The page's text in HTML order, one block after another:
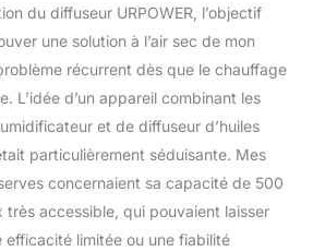
produit des
vibrations à la
2,4 millions par
seconde pauses
eau et huiles
essentielles en
extrêmement fines
sans utilisation de
la chaleur (la
du diffuseur URPOWER, l’objectif
une solution à l’air sec de mon
récurrent dès que le chauffage
L’idée d’un appareil combinant les
et de diffuseur d’huiles
particulièrement séduisante. Mes
concernaient sa capacité de 500
très accessible, qui pouvaient laisser
efficacité limitée ou une fiabilité